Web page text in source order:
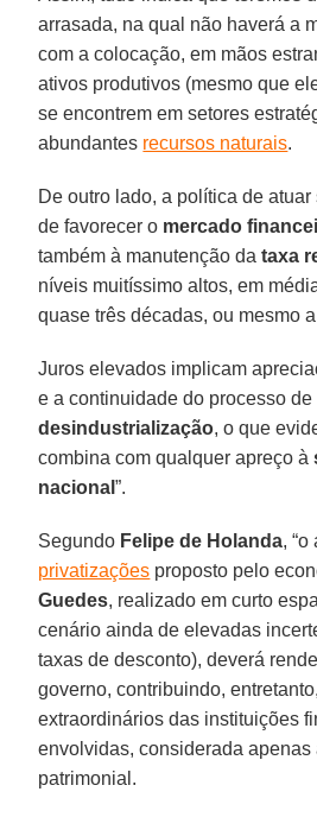
arrasada, na qual não haverá a
com a colocação, em mãos
ativos produtivos (mesmo que
se encontrem em setores
abundantes recursos naturais.
De outro lado, a política de
de favorecer o mercado
também à manutenção dataxa
níveis muitíssimo altos, em
quase três décadas, ou mesmo
Juros elevados implicam
e a continuidade do processo de
desindustrialização, o que
combina com qualquer apreço à
nacional”.
Segundo Felipe de Holanda, “o
privatizações proposto pelo
Guedes, realizado em curto
cenário ainda de elevadas
taxas de desconto), deverá
governo, contribuindo,
extraordinários das instituições
envolvidas, considerada apenas
patrimonial.